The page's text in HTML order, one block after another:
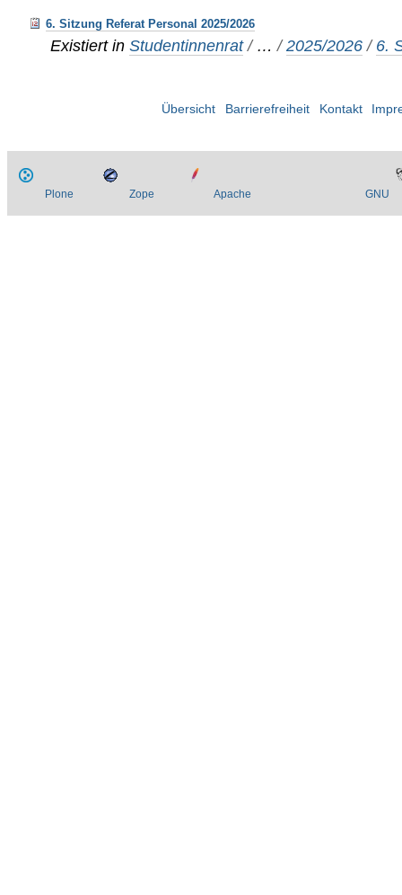
6. Sitzung Referat Personal 2025/2026
Existiert in Studentinnenrat / …/2025/2026 / 6.
Übersicht Barrierefreiheit Kontakt
Plone Zope Apache GNU